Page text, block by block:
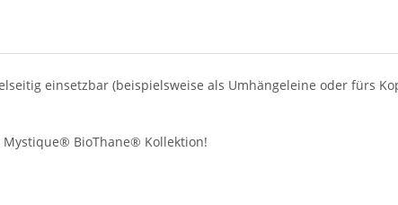
einsetzbar (beispielsweise als Umhängeleine oder fürs
BioThane® Kollektion!